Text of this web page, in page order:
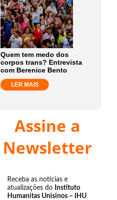
Quem tem medo dos
corpos trans? Entrevista
com Berenice Bento
LER MAIS
Assine a
Newsletter
Receba as notícias e
atualizações do Instituto
Humanitas Unisinos – IHU